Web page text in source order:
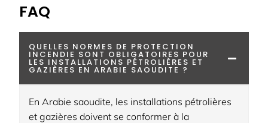
FAQ
QUELLES NORMES DE PROTECTION
INCENDIE SONT OBLIGATOIRES POUR
LES INSTALLATIONS PÉTROLIÈRES ET
GAZIÈRES EN ARABIE SAOUDITE ?
En Arabie saoudite, les installations pétrolières
et gazières doivent se conformer à la